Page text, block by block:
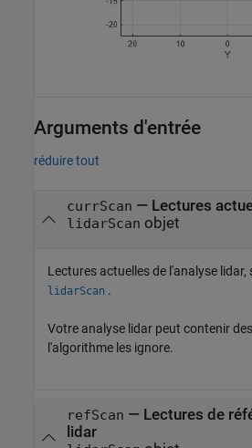
Arguments d'entrée
réduire tout
currScan — Lectures
lidarScan objet
Lectures actuelles de l'analyse
lidarScan .
Votre analyse lidar peut contenir
l'algorithme les ignore.
refScan — Lectures de
lidar